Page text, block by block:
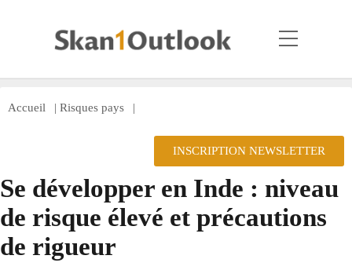
Accueil | Risques pays |
INSCRIPTION NEWSLETTER
Se développer en Inde : niveau
de risque élevé et précautions
de rigueur